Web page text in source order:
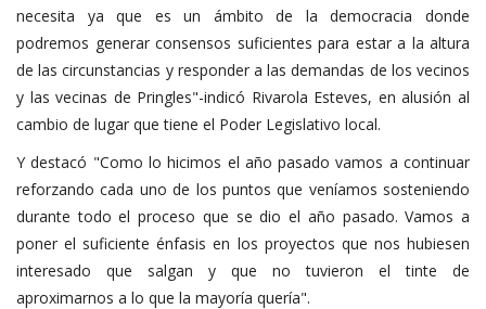
necesita ya que es un ámbito de la democracia donde
podremos generar consensos suficientes para estar a la altura
de las circunstancias y responder a las demandas de los vecinos
y las vecinas de Pringles"-indicó Rivarola Esteves, en alusión al
cambio de lugar que tiene el Poder Legislativo local.
Y destacó "Como lo hicimos el año pasado vamos a continuar
reforzando cada uno de los puntos que veníamos sosteniendo
durante todo el proceso que se dio el año pasado. Vamos a
poner el suficiente énfasis en los proyectos que nos hubiesen
interesado que salgan y que no tuvieron el tinte de
aproximarnos a lo que la mayoría quería".